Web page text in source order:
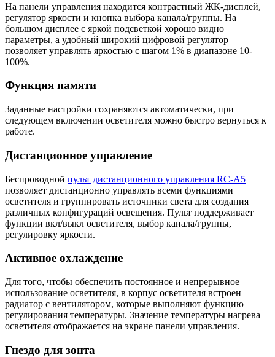
На панели управления находится контрастный ЖК-дисплей,
регулятор яркости и кнопка выбора канала/группы. На
большом дисплее с яркой подсветкой хорошо видно
параметры, а удобный широкий цифровой регулятор
позволяет управлять яркостью с шагом 1% в диапазоне 10-
100%.
Функция памяти
Заданные настройки сохраняются автоматически, при
следующем включении осветителя можно быстро вернуться к
работе.
Дистанционное управление
Беспроводной пульт дистанционного управления RC-A5
позволяет дистанционно управлять всеми функциями
осветителя и группировать источники света для создания
различных конфигураций освещения. Пульт поддерживает
функции вкл/выкл осветителя, выбор канала/группы,
регулировку яркости.
Активное охлаждение
Для того, чтобы обеспечить постоянное и непрерывное
использование осветителя, в корпус осветителя встроен
радиатор с вентилятором, которые выполняют функцию
регулирования температуры. Значение температуры нагрева
осветителя отображается на экране панели управления.
Гнездо для зонта